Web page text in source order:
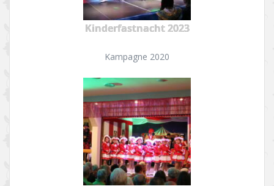
Kinderfastnacht 2023
Kampagne 2020